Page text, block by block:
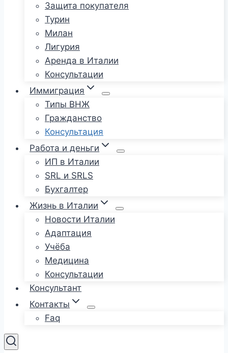
Защита покупателя
Турин
Милан
Лигурия
Аренда в Италии
Консультации
Иммиграция
Типы ВНЖ
Гражданство
Консультация
Работа и деньги
ИП в Италии
SRL и SRLS
Бухгалтер
Жизнь в Италии
Новости Италии
Адаптация
Учёба
Медицина
Консультации
Консультант
Контакты
Faq